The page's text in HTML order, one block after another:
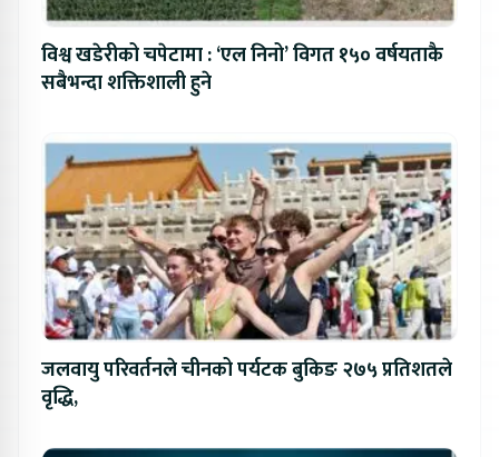
विश्व खडेरीको चपेटामा : ‘एल निनो’ विगत १५० वर्षयताकै
सबैभन्दा शक्तिशाली हुने
जलवायु परिवर्तनले चीनको पर्यटक बुकिङ २७५ प्रतिशतले
वृद्धि,